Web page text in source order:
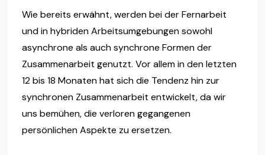
Wie bereits erwähnt, werden bei der Fernarbeit
und in hybriden Arbeitsumgebungen sowohl
asynchrone als auch synchrone Formen der
Zusammenarbeit genutzt. Vor allem in den letzten
12 bis 18 Monaten hat sich die Tendenz hin zur
synchronen Zusammenarbeit entwickelt, da wir
uns bemühen, die verloren gegangenen
persönlichen Aspekte zu ersetzen.